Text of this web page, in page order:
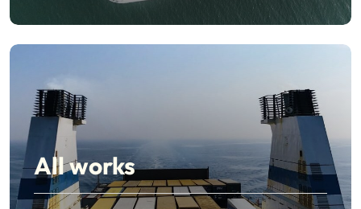
All works